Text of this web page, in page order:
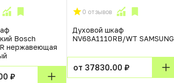
Bosch
нержавеющая
₽
0 отзывов
Духовой шкаф
NV68A1110RB/WT SAMSUNG
от 37830.00 ₽